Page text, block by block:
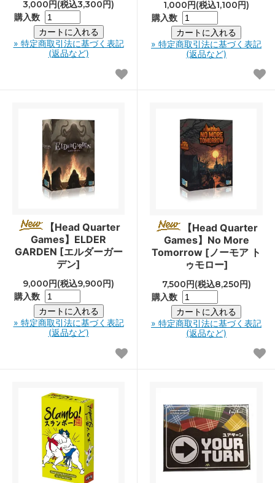
3,000円(税込3,300円)
購入数
» 特定商取引法に基づく表記
(返品など)
1,000円(税込1,100円)
購入数
» 特定商取引法に基づく表記
(返品など)
【Head Quarter
Games】ELDER
GARDEN [エルダーガー
デン]
9,000円(税込9,900円)
購入数
» 特定商取引法に基づく表記
(返品など)
【Head Quarter
Games】No More
Tomorrow [ノーモア ト
ゥモロー]
7,500円(税込8,250円)
購入数
» 特定商取引法に基づく表記
(返品など)